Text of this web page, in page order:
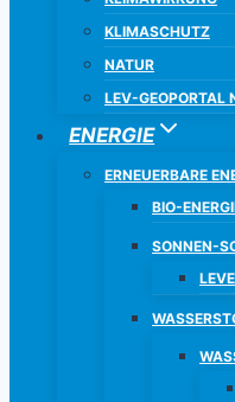
KLIMASCHUTZ
NATUR
LEV-GEOPORTAL
ENERGIE
ERNEUERBARE
BIO-
SONNEN-